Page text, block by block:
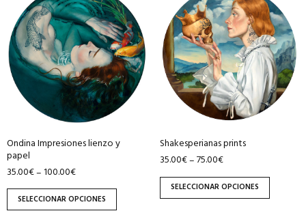
Ondina Impresiones lienzo y
papel
35.00€–100.00€
SELECCIONAR OPCIONES
producto
tiene
múltiples
variantes.
Las
opciones
elegir
en
la
página
de
Shakesperianas prints
35.00€–75.00€
SELECCIONAR OPCIONES
producto
tiene
múltiples
variantes.
Las
opciones
elegir
en
la
página